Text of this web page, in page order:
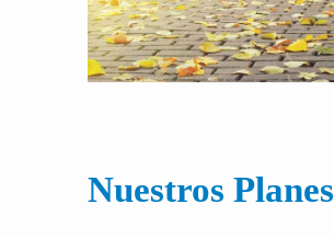
Nuestros Planes